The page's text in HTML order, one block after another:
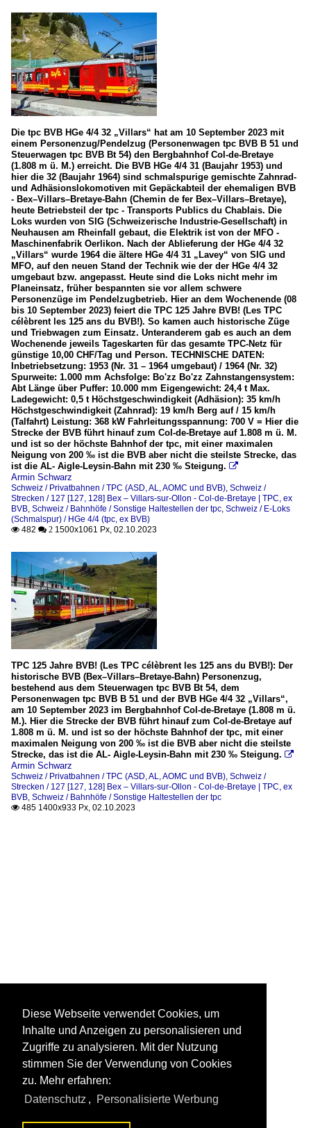
Die tpc BVB HGe 4/4 32 „Villars“ hat am 10 September 2023 mit
einem Personenzug/Pendelzug (Personenwagen tpc BVB B 51 und
Steuerwagen tpc BVB Bt 54) den Bergbahnhof Col-de-Bretaye
(1.808 m ü. M.) erreicht. Die BVB HGe 4/4 31 (Baujahr 1953) und
hier die 32 (Baujahr 1964) sind schmalspurige gemischte Zahnrad-
und Adhäsionslokomotiven mit Gepäckabteil der ehemaligen BVB
- Bex–Villars–Bretaye-Bahn (Chemin de fer Bex–Villars–Bretaye),
heute Betriebsteil der tpc - Transports Publics du Chablais. Die
Loks wurden von SIG (Schweizerische Industrie-Gesellschaft) in
Neuhausen am Rheinfall gebaut, die Elektrik ist von der MFO -
Maschinenfabrik Oerlikon. Nach der Ablieferung der HGe 4/4 32
„Villars“ wurde 1964 die ältere HGe 4/4 31 „Lavey“ von SIG und
MFO, auf den neuen Stand der Technik wie der der HGe 4/4 32
umgebaut bzw. angepasst. Heute sind die Loks nicht mehr im
Planeinsatz, früher bespannten sie vor allem schwere
Personenzüge im Pendelzugbetrieb. Hier an dem Wochenende (08
bis 10 September 2023) feiert die TPC 125 Jahre BVB! (Les TPC
célèbrent les 125 ans du BVB!). So kamen auch historische Züge
und Triebwagen zum Einsatz. Unteranderem gab es auch an dem
Wochenende jeweils Tageskarten für das gesamte TPC-Netz für
günstige 10,00 CHF/Tag und Person. TECHNISCHE DATEN:
Inbetriebsetzung: 1953 (Nr. 31 – 1964 umgebaut) / 1964 (Nr. 32)
Spurweite: 1.000 mm Achsfolge: Bo'zz Bo'zz Zahnstangensystem:
Abt Länge über Puffer: 10.000 mm Eigengewicht: 24,4 t Max.
Ladegewicht: 0,5 t Höchstgeschwindigkeit (Adhäsion): 35 km/h
Höchstgeschwindigkeit (Zahnrad): 19 km/h Berg auf / 15 km/h
(Talfahrt) Leistung: 368 kW Fahrleitungsspannung: 700 V = Hier die
Strecke der BVB führt hinauf zum Col-de-Bretaye auf 1.808 m ü. M.
und ist so der höchste Bahnhof der tpc, mit einer maximalen
Neigung von 200 ‰ ist die BVB aber nicht die steilste Strecke, das
ist die AL- Aigle-Leysin-Bahn mit 230 ‰ Steigung. 
Armin Schwarz
Schweiz / Privatbahnen / TPC (ASD, AL, AOMC und BVB) Schweiz /
Strecken / 127 [127, 128] Bex – Villars-sur-Ollon - Col-de-Bretaye | TPC, ex
BVB Schweiz / Bahnhöfe / Sonstige Haltestellen der tpc Schweiz / E-Loks
(Schmalspur) / HGe 4/4 (tpc, ex BVB)
 482  2 1500x1061 Px, 02.10.2023
TPC 125 Jahre BVB! (Les TPC célèbrent les 125 ans du BVB!): Der
historische BVB (Bex–Villars–Bretaye-Bahn) Personenzug,
bestehend aus dem Steuerwagen tpc BVB Bt 54, dem
Personenwagen tpc BVB B 51 und der BVB HGe 4/4 32 „Villars“,
am 10 September 2023 im Bergbahnhof Col-de-Bretaye (1.808 m ü.
M.). Hier die Strecke der BVB führt hinauf zum Col-de-Bretaye auf
1.808 m ü. M. und ist so der höchste Bahnhof der tpc, mit einer
maximalen Neigung von 200 ‰ ist die BVB aber nicht die steilste
Strecke, das ist die AL- Aigle-Leysin-Bahn mit 230 ‰ Steigung. 
Armin Schwarz
Schweiz / Privatbahnen / TPC (ASD, AL, AOMC und BVB) Schweiz /
Strecken / 127 [127, 128] Bex – Villars-sur-Ollon - Col-de-Bretaye | TPC, ex
BVB Schweiz / Bahnhöfe / Sonstige Haltestellen der tpc
 485 1400x933 Px, 02.10.2023
Diese Webseite verwendet Cookies, um
Inhalte und Anzeigen zu personalisieren und
Zugriffe zu analysieren. Mit der Nutzung
stimmen Sie der Verwendung von Cookies
zu. Mehr erfahren:
Datenschutz , Personalisierte Werbung